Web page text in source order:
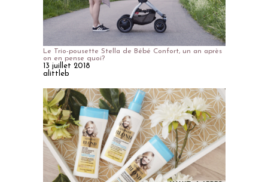
Le Trio-pousette Stella de Bébé Confort, un an après
on en pense quoi?
13 juillet 2018
alittleb